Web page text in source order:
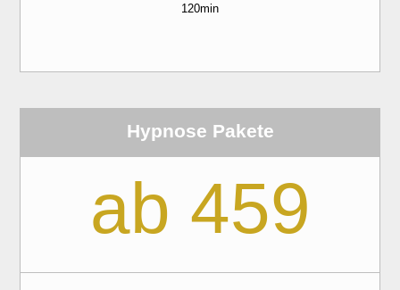
120min
Hypnose Pakete
ab 459